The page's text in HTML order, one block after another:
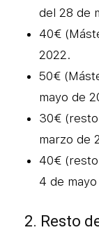
del 28 de
40€
2022.
50€
mayo de
30€
marzo de
40€
4 de
2. Resto